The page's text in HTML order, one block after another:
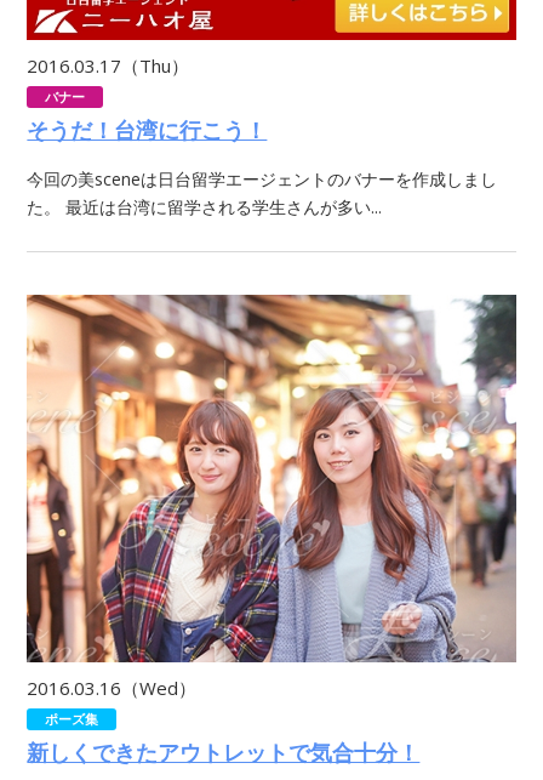
2016.03.17（Thu）
バナー
そうだ！台湾に行こう！
今回の美sceneは日台留学エージェントのバナーを作成しまし
た。 最近は台湾に留学される学生さんが多い...
2016.03.16（Wed）
ポーズ集
新しくできたアウトレットで気合十分！